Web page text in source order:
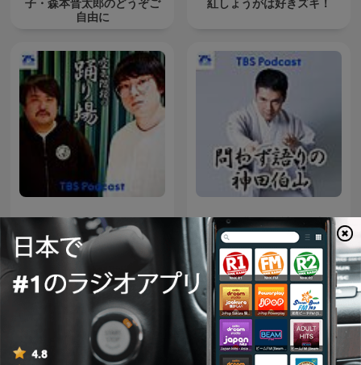
子・森本晋太郎のどうぞご
自由に
紅しょうがは好きズキ！
空気階段の踊り場 問わず語りの神田伯山